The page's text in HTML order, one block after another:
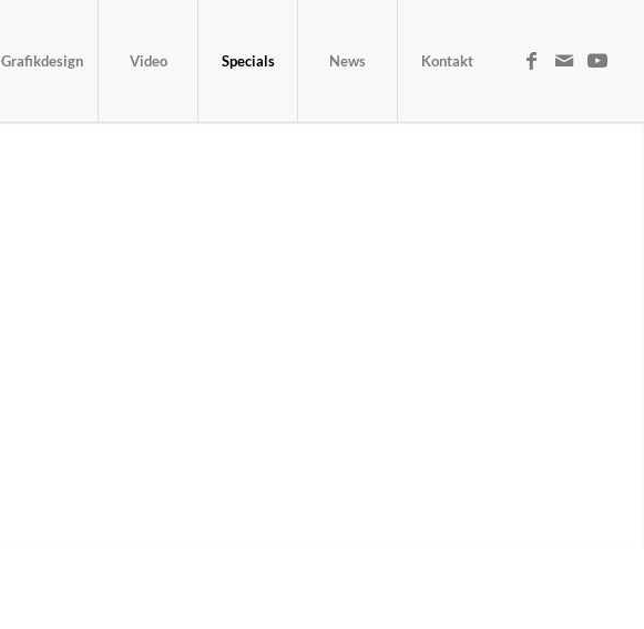
Grafikdesign Video Specials News Kontakt